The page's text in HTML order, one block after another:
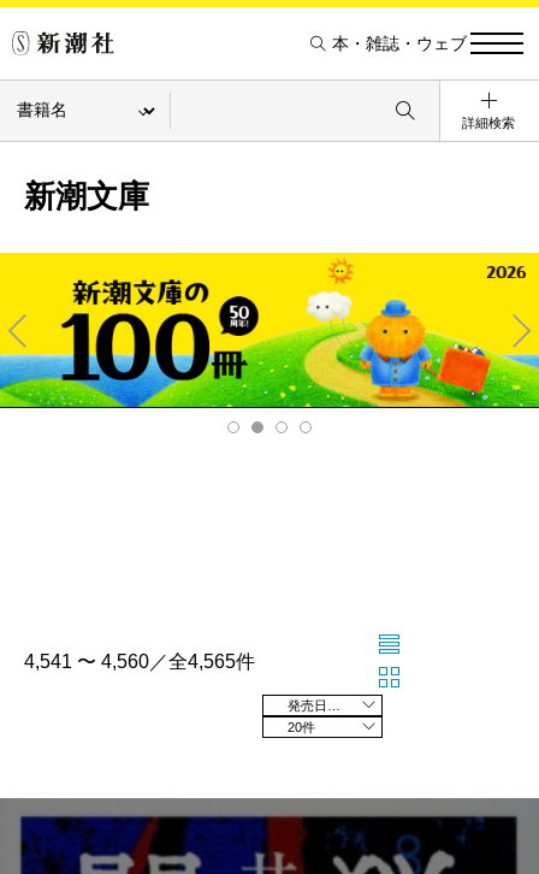
本・雑誌・ウェブ
詳細検索
新潮文庫
Pre
v
Ne
xt
4,541 〜 4,560／全4,565件
20件